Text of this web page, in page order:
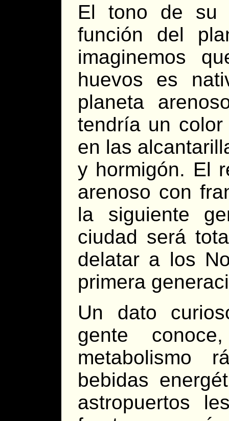
El tono de su
función del
imaginemos
huevos es
planeta
tendría un
en las
y hormigón. El
arenoso con
la siguiente
ciudad será
delatar a los
primera
Un dato
gente
metabolismo
bebidas
astropuertos